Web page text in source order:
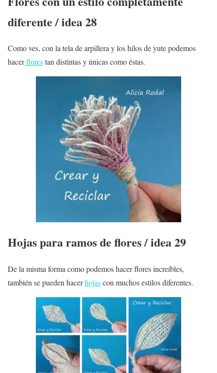
diferente / idea 28
Como ves, con la tela de arpillera y los hilos de yute podemos
hacerflorestan distintas y únicas como éstas.
Hojas para ramos de flores / idea 29
De la misma forma como podemos hacer flores increíbles,
también se pueden hacerhojascon muchos estilos diferentes.